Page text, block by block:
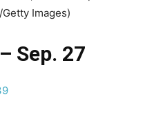
Images)
Sep. 27